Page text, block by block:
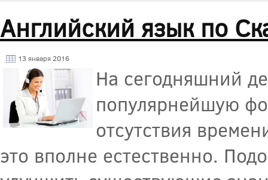
Английский язык по
13 января 2016
На сегодняшний
популярнейшую
отсутствия
это вполне естественно.